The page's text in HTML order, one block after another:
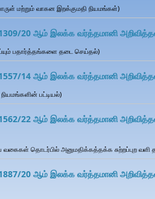
மற்றும் வாகன இறக்குமதி நியமங்கள்)
20 ஆம் இலக்க வர்த்தமானி
பதார்த்தங்களை தடை செய்தல்)
14 ஆம் இலக்க வர்த்தமானி
பட்டியல்)
22 ஆம் இலக்க வர்த்தமானி
வகைகள் தொடர்பில் அனுமதிக்கத்தக்க சுற்றப்புற
20 ஆம் இலக்க வர்த்தமானி